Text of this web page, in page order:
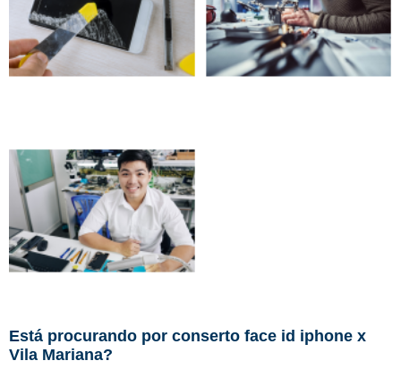
Está procurando por conserto face id iphone x
Vila Mariana?